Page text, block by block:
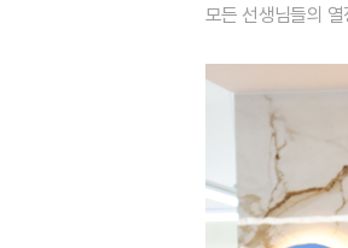
모든 선생님들의